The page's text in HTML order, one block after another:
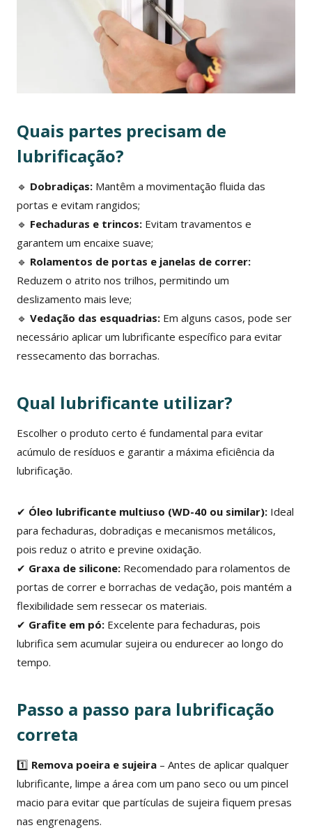
Quais partes precisam de
lubrificação?
🔹 Dobradiças: Mantêm a movimentação fluida das
portas e evitam rangidos;
🔹 Fechaduras e trincos: Evitam travamentos e
garantem um encaixe suave;
🔹 Rolamentos de portas e janelas de correr:
Reduzem o atrito nos trilhos, permitindo um
deslizamento mais leve;
🔹 Vedação das esquadrias: Em alguns casos, pode ser
necessário aplicar um lubrificante específico para evitar
ressecamento das borrachas.
Qual lubrificante utilizar?
Escolher o produto certo é fundamental para evitar
acúmulo de resíduos e garantir a máxima eficiência da
lubrificação.
✔ Óleo lubrificante multiuso (WD-40 ou similar): Ideal
para fechaduras, dobradiças e mecanismos metálicos,
pois reduz o atrito e previne oxidação.
✔ Graxa de silicone: Recomendado para rolamentos de
portas de correr e borrachas de vedação, pois mantém a
flexibilidade sem ressecar os materiais.
✔ Grafite em pó: Excelente para fechaduras, pois
lubrifica sem acumular sujeira ou endurecer ao longo do
tempo.
Passo a passo para lubrificação
correta
1️⃣ Remova poeira e sujeira – Antes de aplicar qualquer
lubrificante, limpe a área com um pano seco ou um pincel
macio para evitar que partículas de sujeira fiquem presas
nas engrenagens.